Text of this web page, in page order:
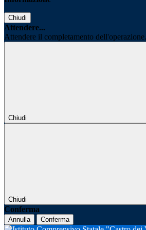
Chiudi
Attendere...
Attendere il completamento
Chiudi
Chiudi
Conferma
Annulla Conferma